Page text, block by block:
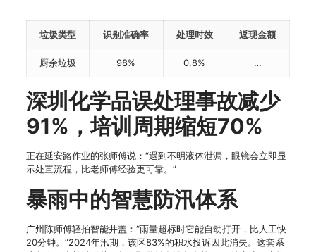
垃圾类型 识别准确率 处理时效 返现金额
厨余垃圾 98% 0.8% …
深圳化学品误处理事故减少
91%，培训周期缩短70%
正在延安路作业的张师傅说：“遇到不明液体泄漏，眼镜会立即显
示处置流程，比老师傅经验更可靠。”
暴雨中的智慧防汛体系
广州陈师傅轻拍智能井盖：“雨量超标时它能自动打开，比人工快
20分钟。”2024年汛期，该区83%的积水投诉因此消失。这套系